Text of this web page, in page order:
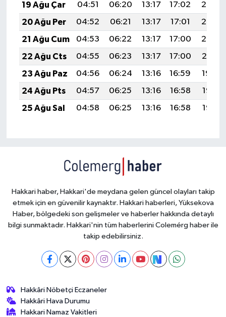
19 Ağu Çar
04:51 06:20 13:17 17:02
20:05
20 Ağu Per
04:52 06:21 13:17 17:01
20:03
21 Ağu Cum
04:53 06:22 13:17 17:00
20:02
22 Ağu Cts
04:55 06:23 13:17 17:00
20:01
23 Ağu Paz
04:56 06:24 13:16 16:59
19:59
24 Ağu Pts
04:57 06:25 13:16 16:58
19:58
25 Ağu Sal
04:58 06:25 13:16 16:58 19:56
Hakkari haber, Hakkari'de meydana gelen güncel olayları takip
etmek için en güvenilir kaynaktır. Hakkari haberleri, Yüksekova
Haber, bölgedeki son gelişmeler ve haberler hakkında detaylı
bilgi sunmaktadır. Hakkari'nin tüm haberlerini Colemérg haber ile
takip edebilirsiniz.
Hakkâri Nöbetçi Eczaneler
Hakkâri Hava Durumu
Hakkari Namaz Vakitleri